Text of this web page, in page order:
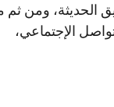
الحديثة، ومن
الإجتماعي،